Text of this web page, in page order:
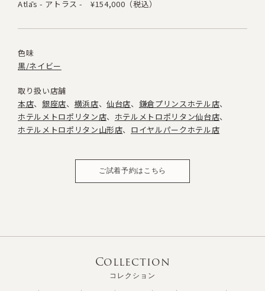
Atlās - アトラス - ¥154,000（税込）
色味
黒/ネイビー
取り扱い店舗
本店
銀座店 横浜店 仙台店
鎌倉プリンスホテル店
ホテルメトロポリタン店
ホテルメトロポリタン仙台店
ホテルメトロポリタン山形店
ロイヤルパークホテル店
ご試着予約はこちら
Collection
コレクション